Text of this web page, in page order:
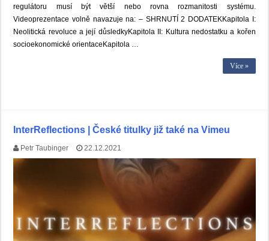
regulátoru musí být větší nebo rovna rozmanitosti systému.
Videoprezentace volně navazuje na: – SHRNUTÍ 2 DODATEKKapitola I:
Neolitická revoluce a její důsledkyKapitola II: Kultura nedostatku a kořen
socioekonomické orientaceKapitola …
Více »
InterReflections | České titulky již také na Vimeu
Petr Taubinger 22.12.2021